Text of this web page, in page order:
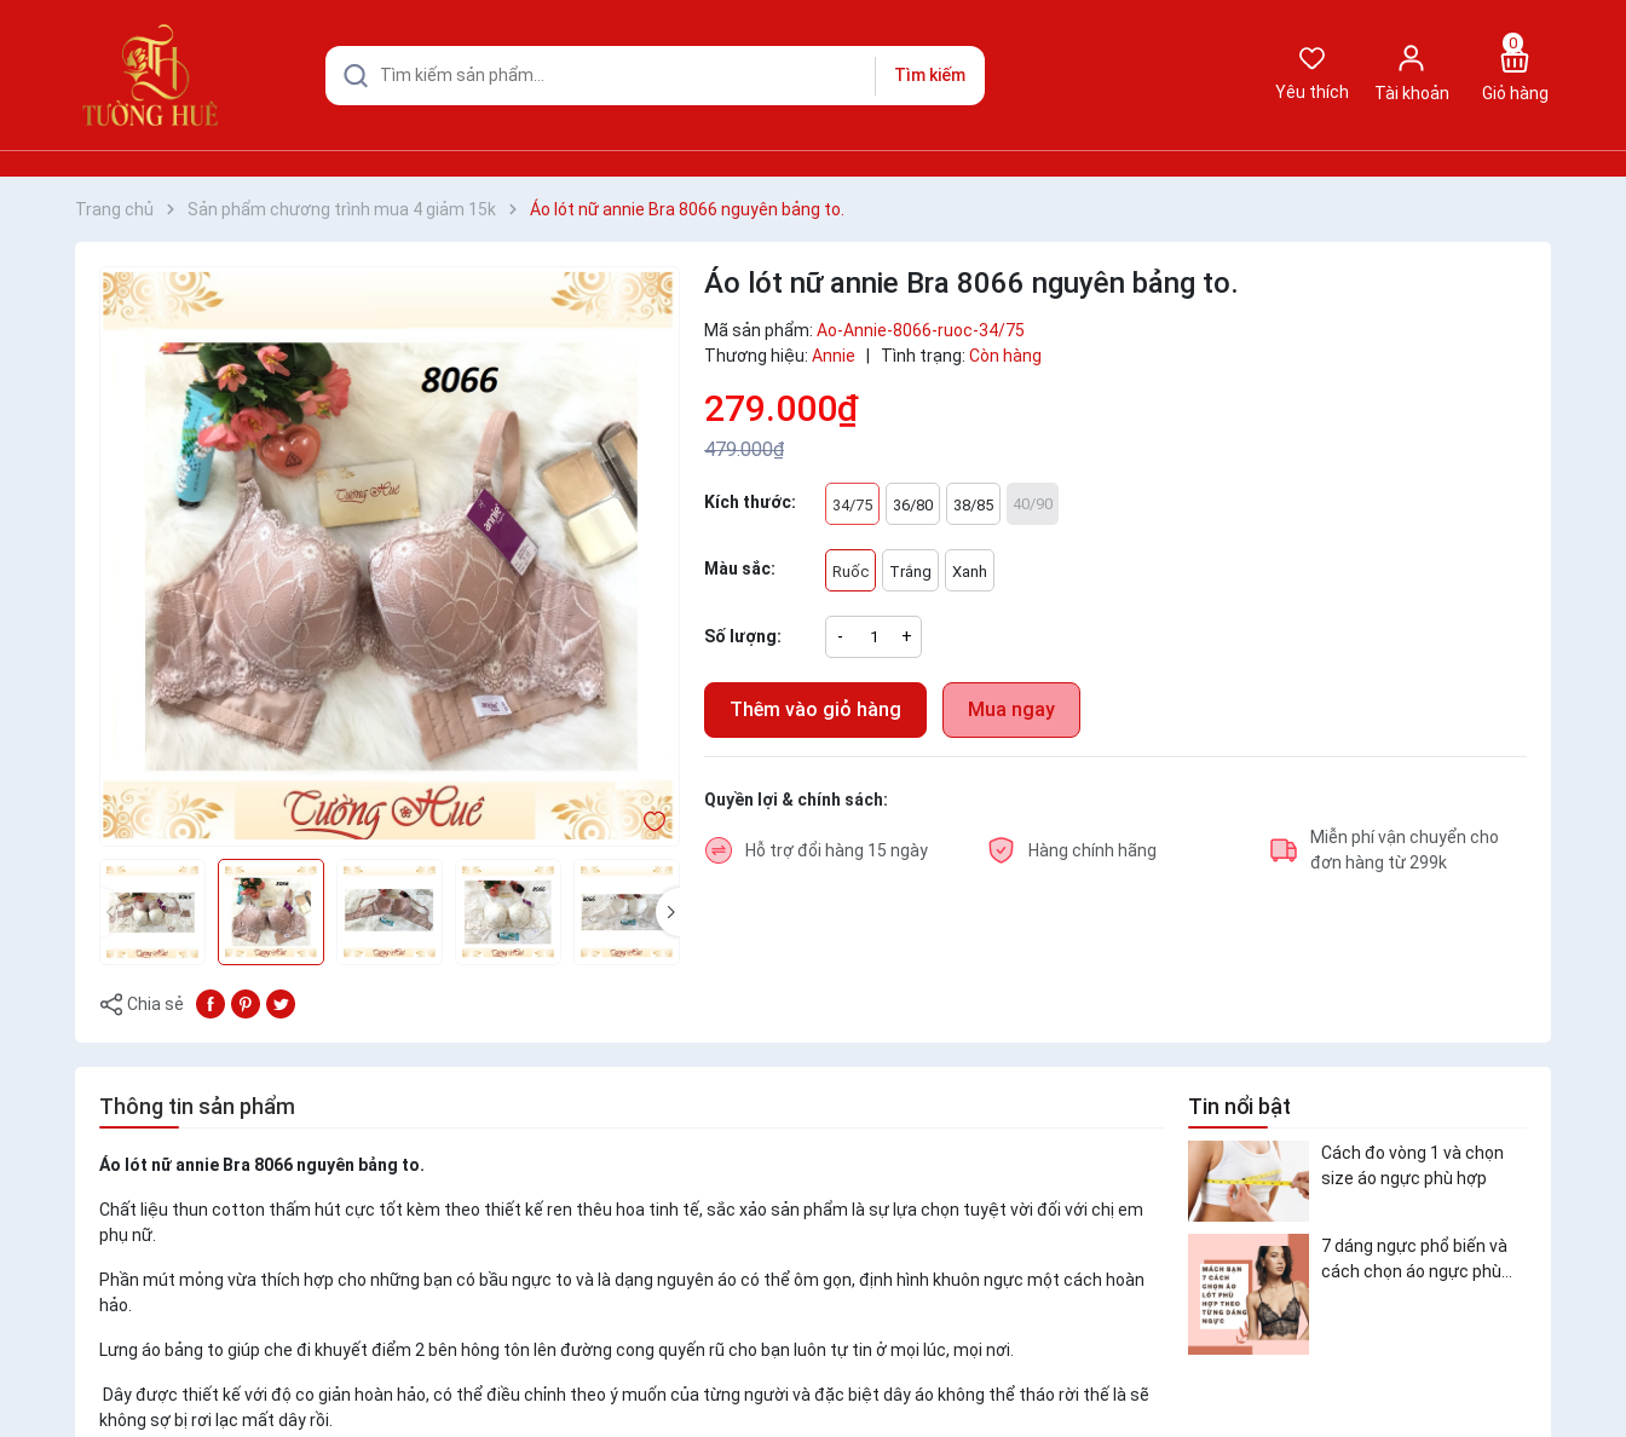
Tìm kiếm
Yêu thích
Tài khoản
0
Giỏ hàng
Trang chủ Sản phẩm chương trình mua 4 giảm 15k Áo lót nữ annie Bra 8066 nguyên bảng to.
Chia sẻ
Áo lót nữ annie Bra 8066 nguyên bảng to.
Mã sản phẩm: Ao-Annie-8066-ruoc-34/75
Thương hiệu: Annie Tình trạng: Còn hàng
279.000₫
479.000₫
Kích thước: 34/75 36/80 38/85 40/90
Màu sắc: Ruốc Trắng Xanh
Số lượng: - +
Thêm vào giỏ hàng Mua ngay
Quyền lợi & chính sách:
Hỗ trợ đổi hàng 15 ngày Hàng chính hãng
Miễn phí vận chuyển cho
đơn hàng từ 299k
Thông tin sản phẩm
Áo lót nữ annie Bra 8066 nguyên bảng to.
Chất liệu thun cotton thấm hút cực tốt kèm theo thiết kế ren thêu hoa tinh tế, sắc xảo sản phẩm là sự lựa chọn tuyệt vời đối với chị em
phụ nữ.
Phần mút mỏng vừa thích hợp cho những bạn có bầu ngực to và là dạng nguyên áo có thể ôm gọn, định hình khuôn ngực một cách hoàn
hảo.
Lưng áo bảng to giúp che đi khuyết điểm 2 bên hông tôn lên đường cong quyến rũ cho bạn luôn tự tin ở mọi lúc, mọi nơi.
Dây được thiết kế với độ co giản hoàn hảo, có thể điều chỉnh theo ý muốn của từng người và đặc biệt dây áo không thể tháo rời thế là sẽ
không sợ bị rơi lạc mất dây rồi.
Tin nổi bật
Cách đo vòng 1 và chọn
size áo ngực phù hợp
7 dáng ngực phổ biến và
cách chọn áo ngực phù